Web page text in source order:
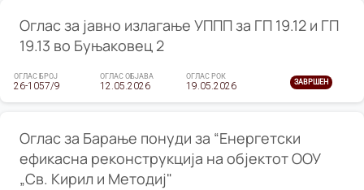
Оглас за јавно излагање УППП за ГП 19.12 и ГП
19.13 во Буњаковец 2
ОГЛАС БРОЈ
26-1057/9
ОГЛАС ОБЈАВА
12.05.2026
ОГЛАС РОК
19.05.2026 ЗАВРШЕН
Оглас за Барање понуди за “Енергетски
ефикасна реконструкција на објектот ООУ
„Св. Кирил и Методиј"